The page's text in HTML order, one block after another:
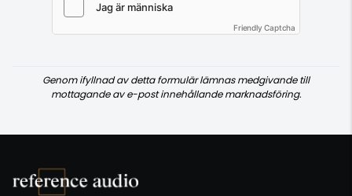
Friendly Captcha
Genom ifyllnad av detta formulär lämnas medgivande till
mottagande av e-post innehållande marknadsföring.